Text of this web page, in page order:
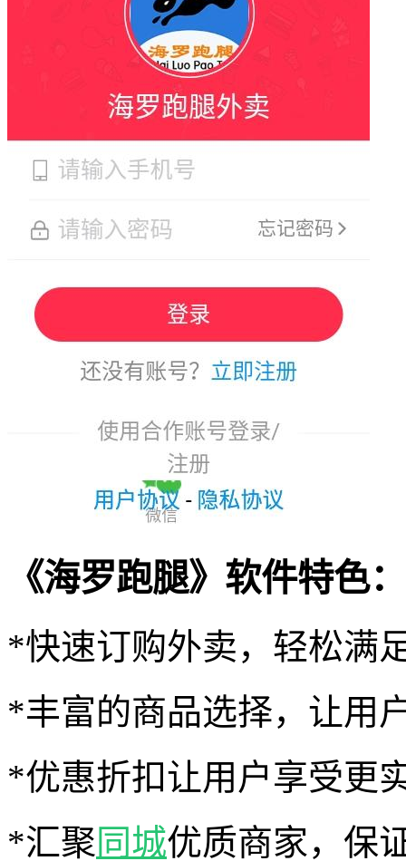
《海罗跑腿》软件特色：
*快速订购外卖，轻松满
*丰富的商品选择，让用
*优惠折扣让用户享受更
*汇聚同城优质商家，保